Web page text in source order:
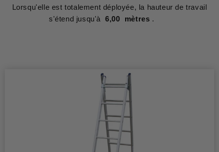
Lorsqu'elle est totalement déployée, la hauteur de travail
s'étend jusqu'à 6,00 mètres .